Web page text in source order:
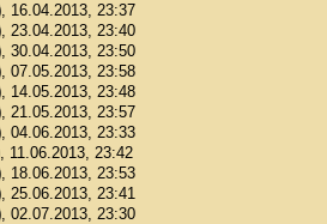
, 16.04.2013, 23:37
, 23.04.2013, 23:40
, 30.04.2013, 23:50
, 07.05.2013, 23:58
, 14.05.2013, 23:48
, 21.05.2013, 23:57
, 04.06.2013, 23:33
, 11.06.2013, 23:42
, 18.06.2013, 23:53
, 25.06.2013, 23:41
, 02.07.2013, 23:30